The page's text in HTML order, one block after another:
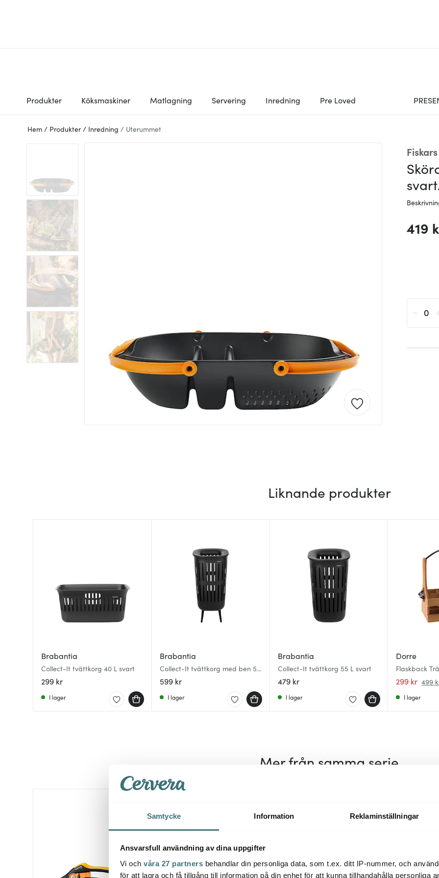
Samtycke Information Reklaminställningar
Ansvarsfull användning av dina uppgifter
Vi och våra 27 partners behandlar din personliga data, som t.ex. ditt IP-nummer, och
för att lagra och få tillgång till information på din enhet för att kunna tillhandahålla personliga
Produkter Köksmaskiner Matlagning Servering Inredning Pre Loved
Hem / Produkter / Inredning / Uterummet
Fiskars
419
Liknande produkter
Brabantia
Collect-It tvättkorg 40 L svart
299 kr
I lager
Brabantia
Collect-It tvättkorg med ben 55
L svart
599 kr
I lager
Brabantia
Collect-It tvättkorg 55 L svart
479 kr
I lager
Dorre
Flaskback Trä
299 kr 499
I lager
Mer från samma serie